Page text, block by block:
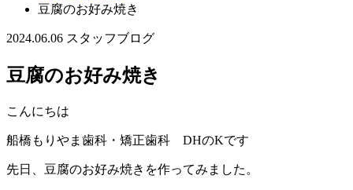
豆腐のお好み焼き
2024.06.06 スタッフブログ
豆腐のお好み焼き
こんにちは
船橋もりやま歯科・矯正歯科 DHのKです
先日、豆腐のお好み焼きを作ってみました。